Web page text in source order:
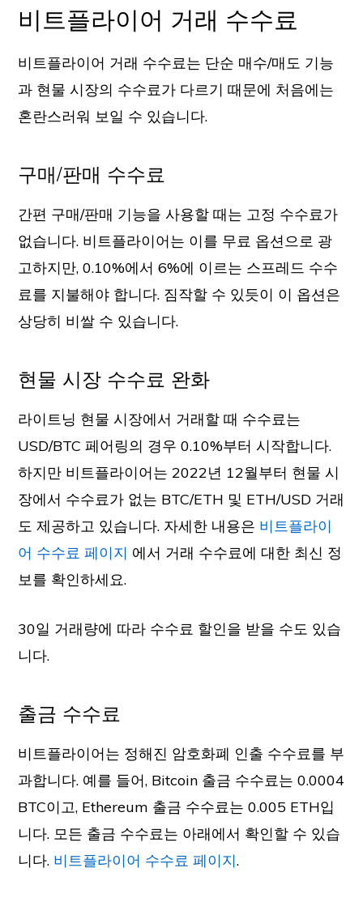
비트플라이어 거래 수수료
비트플라이어 거래 수수료는 단순 매수/매도 기능
과 현물 시장의 수수료가 다르기 때문에 처음에는
혼란스러워 보일 수 있습니다.
구매/판매 수수료
간편 구매/판매 기능을 사용할 때는 고정 수수료가
없습니다. 비트플라이어는 이를 무료 옵션으로 광
고하지만, 0.10%에서 6%에 이르는 스프레드 수수
료를 지불해야 합니다. 짐작할 수 있듯이 이 옵션은
상당히 비쌀 수 있습니다.
현물 시장 수수료 완화
라이트닝 현물 시장에서 거래할 때 수수료는
USD/BTC 페어링의 경우 0.10%부터 시작합니다.
하지만 비트플라이어는 2022년 12월부터 현물 시
장에서 수수료가 없는 BTC/ETH 및 ETH/USD 거래
도 제공하고 있습니다. 자세한 내용은 비트플라이
어 수수료 페이지 에서 거래 수수료에 대한 최신 정
보를 확인하세요.
30일 거래량에 따라 수수료 할인을 받을 수도 있습
니다.
출금 수수료
비트플라이어는 정해진 암호화폐 인출 수수료를 부
과합니다. 예를 들어, Bitcoin 출금 수수료는 0.0004
BTC이고, Ethereum 출금 수수료는 0.005 ETH입
니다. 모든 출금 수수료는 아래에서 확인할 수 있습
니다. 비트플라이어 수수료 페이지.